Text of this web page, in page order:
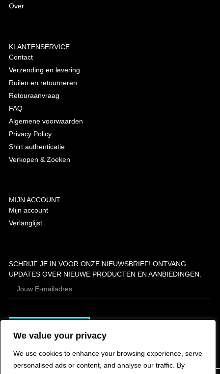
We value your privacy
We use cookies to enhance your browsing experience, serve
personalised ads or content, and analyse our traffic. By
Over
KLANTENSERVICE
Contact
Verzending en levering
Ruilen en retourneren
Retouraanvraag
FAQ
Algemene voorwaarden
Privacy Policy
Shirt authenticatie
Verkopen & Zoeken
MIJN ACCOUNT
Mijn account
Verlanglijst
SCHRIJF JE IN VOOR ONZE NIEUWSBRIEF! ONTVANG
UPDATES OVER NIEUWE PRODUCTEN EN AANBIEDINGEN.